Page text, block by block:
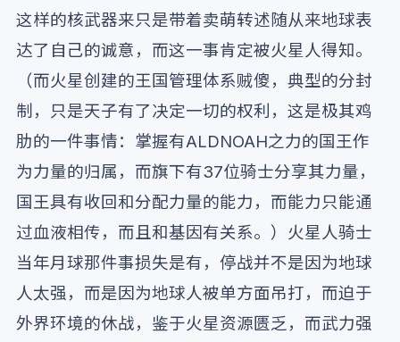
这样的核武器来只是带着卖萌转述随从来地球表
达了自己的诚意，而这一事肯定被火星人得知。
（而火星创建的王国管理体系贼傻，典型的分封
制，只是天子有了决定一切的权利，这是极其鸡
肋的一件事情：掌握有ALDNOAH之力的国王作
为力量的归属，而旗下有37位骑士分享其力量，
国王具有收回和分配力量的能力，而能力只能通
过血液相传，而且和基因有关系。）火星人骑士
当年月球那件事损失是有，停战并不是因为地球
人太强，而是因为地球人被单方面吊打，而迫于
外界环境的休战，鉴于火星资源匮乏，而武力强